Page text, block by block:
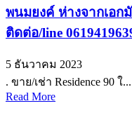
พนมยงค์ ห่างจากเอก
ติดต่อ/line
5 ธันวาคม 2023
. ขาย/เช่า Residence 90 ใ...
Read More